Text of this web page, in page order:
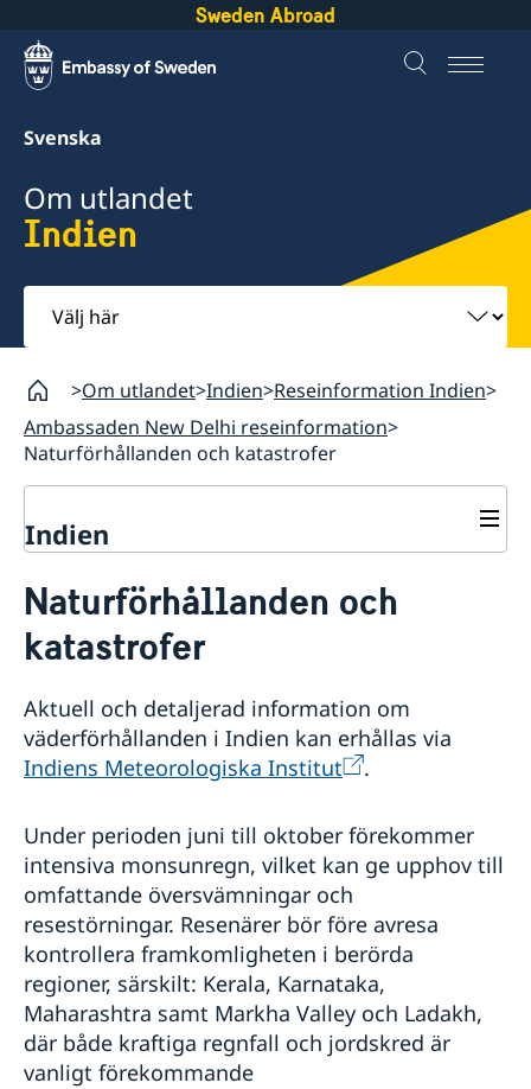
Sweden Abroad
Svenska
Om utlandet
Indien
Välj
här
Om utlandet Indien Reseinformation Indien
Ambassaden New Delhi reseinformation
Naturförhållanden och katastrofer
Indien
Hjälp till svenskar i Indien
Rösta i Indien
Konsulär hjälp
Pass i Indien
Förnyelse av pass eller nationellt ID-kort för barn
under 18 år
Förnyelse av pass eller nationellt ID-kort för vuxna
Provisoriskt pass
Nationellt ID-kort
Samordningsnummer
Ansökan om pass och samordningsnummer för barn
under 18 år
Akut hjälp
Ekonomiskt nödställd - Hjälp till självhjälp
Arv i internationella situationer
Gifta sig i Indien
Viseringar till Indien
Surrogat
Legaliseringar
Advokatlista
Reseinformation Indien
Aktuella händelser
Allmänna säkerhetsläget i Indien
Terrorism
In- och utresebestämmelser
Hälso- och sjukvård
Lokala lagar och sedvänjor
Kriminalitet och personlig säkerhet
Trafiksäkerhet
Om olyckan är framme
Service för svenska företag
Utvecklingssamarbete
Naturförhållanden och
katastrofer
Aktuell och detaljerad information om
väderförhållanden i Indien kan erhållas via
Indiens Meteorologiska Institut
.
Under perioden juni till oktober förekommer
intensiva monsunregn, vilket kan ge upphov till
omfattande översvämningar och
resestörningar. Resenärer bör före avresa
kontrollera framkomligheten i berörda
regioner, särskilt: Kerala, Karnataka,
Maharashtra samt Markha Valley och Ladakh,
där både kraftiga regnfall och jordskred är
vanligt förekommande